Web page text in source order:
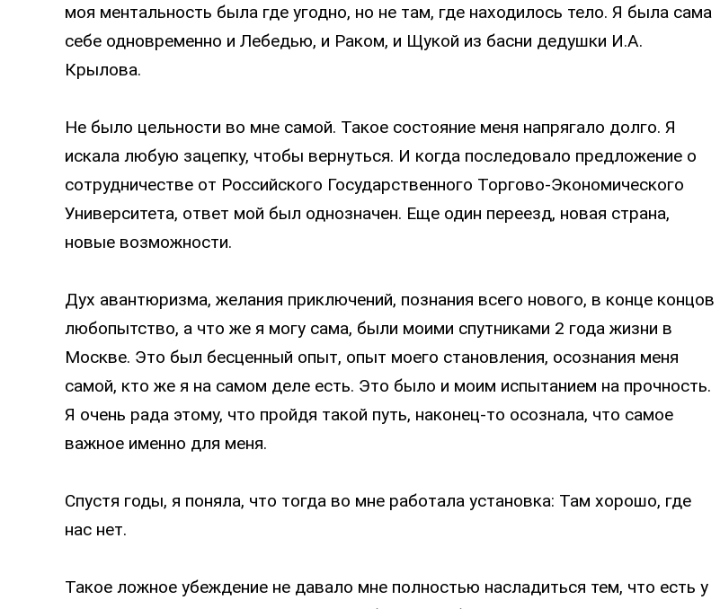
моя ментальность была где угодно, но не там, где находилось тело. Я была сама
себе одновременно и Лебедью, и Раком, и Щукой из басни дедушки И.А.
Крылова.
Не было цельности во мне самой. Такое состояние меня напрягало долго. Я
искала любую зацепку, чтобы вернуться. И когда последовало предложение о
сотрудничестве от Российского Государственного Торгово-Экономического
Университета, ответ мой был однозначен. Еще один переезд, новая страна,
новые возможности.
Дух авантюризма, желания приключений, познания всего нового, в конце концов
любопытство, а что же я могу сама, были моими спутниками 2 года жизни в
Москве. Это был бесценный опыт, опыт моего становления, осознания меня
самой, кто же я на самом деле есть. Это было и моим испытанием на прочность.
Я очень рада этому, что пройдя такой путь, наконец-то осознала, что самое
важное именно для меня.
Спустя годы, я поняла, что тогда во мне работала установка: Там хорошо, где
нас нет.
Такое ложное убеждение не давало мне полностью насладиться тем, что есть у